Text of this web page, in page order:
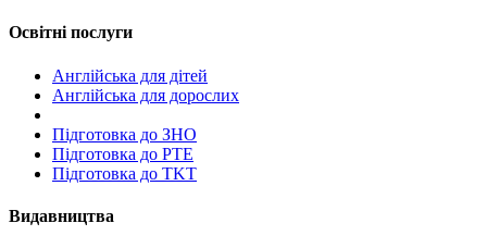
Освітні послуги
Англійська для дітей
Англійська для дорослих
Пiдготовка до ЗНО
Підготовка до PTE
Підготовка до TKT
Видавництва